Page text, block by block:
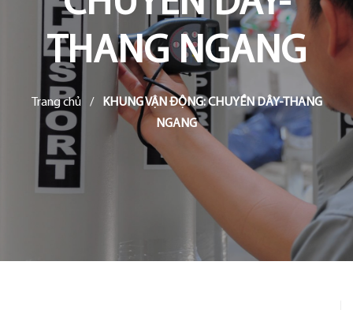
THANG NGANG
Trang chủ /
KHUNG VẬN ĐỘNG: CHUYỀN DÂY-THANG
NGANG